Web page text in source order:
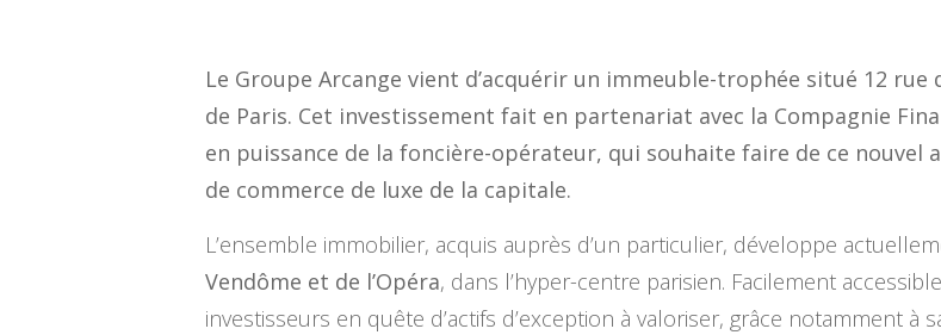
Le Groupe Arcange vient d’acquérir un immeuble-trophée situé 12
de Paris. Cet investissement fait en partenariat avec la Compagnie
en puissance de la foncière-opérateur, qui souhaite faire de ce
de commerce de luxe de la capitale.
L’ensemble immobilier, acquis auprès d’un particulier, développe
Vendôme et de l’Opéra, dans l’hyper-centre parisien. Facilement
investisseurs en quête d’actifs d’exception à valoriser, grâce notamment à